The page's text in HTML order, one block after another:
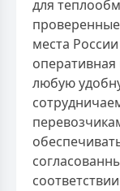
для
места
любую